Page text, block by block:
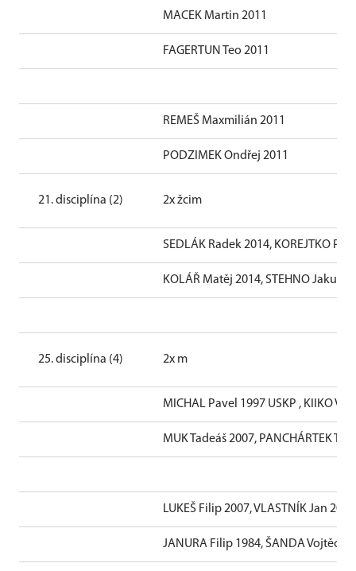
MACEK Martin 2011
FAGERTUN Teo 2011
REMEŠ Maxmilián 2011
PODZIMEK Ondřej 2011
21. disciplína (2) 2x žcim
SEDLÁK Radek 2014, KOREJTKO
KOLÁŘ Matěj 2014, STEHNO Jakub
25. disciplína (4) 2x m
MICHAL Pavel 1997 USKP , KIIKO
MUK Tadeáš 2007, PANCHÁRTEK
LUKEŠ Filip 2007, VLASTNÍK Jan 2007
JANURA Filip 1984, ŠANDA Vojtěch